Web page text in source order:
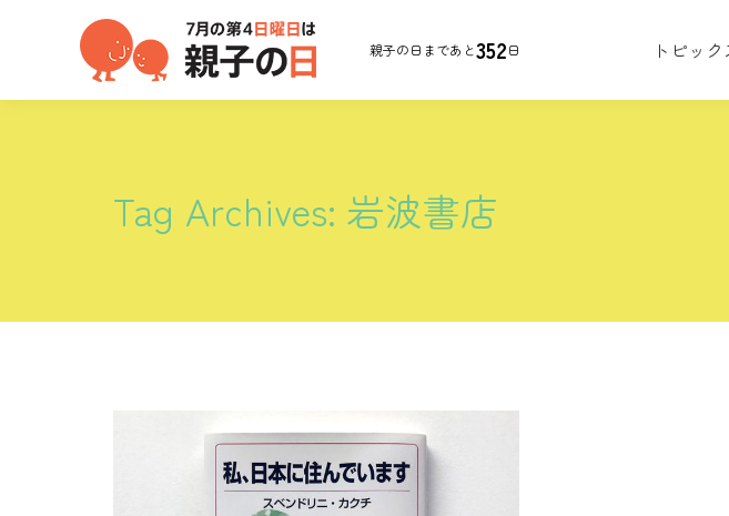
親子の日まであと352日 トピック
Tag Archives: 岩波書店